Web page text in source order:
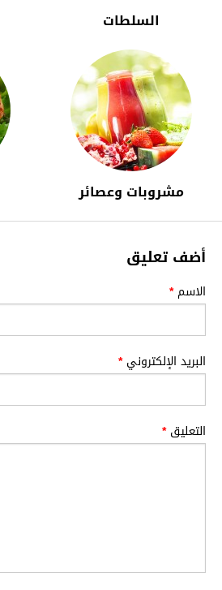
السلطات
مشروبات وعصائر
أضف تعليق
الاسم*
البريد الإلكتروني*
التعليق*